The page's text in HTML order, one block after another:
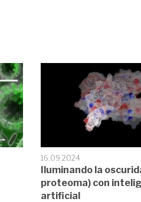
16.09.2024
Iluminando la
proteoma) con
artificial